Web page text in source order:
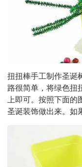
扭扭棒手工制作圣诞
路很简单，将绿色扭
上即可。按照下面
圣诞装饰做出来。如